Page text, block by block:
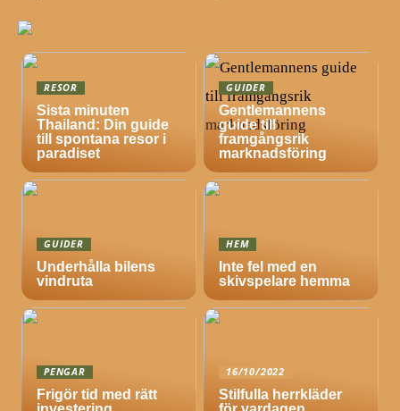
RESOR
Sista minuten
Thailand: Din guide
till spontana resor i
paradiset
GUIDER
Gentlemannens
guide till
framgångsrik
marknadsföring
GUIDER
Underhålla bilens
vindruta
HEM
Inte fel med en
skivspelare hemma
PENGAR
Frigör tid med rätt
16/10/2022
Stilfulla herrkläder